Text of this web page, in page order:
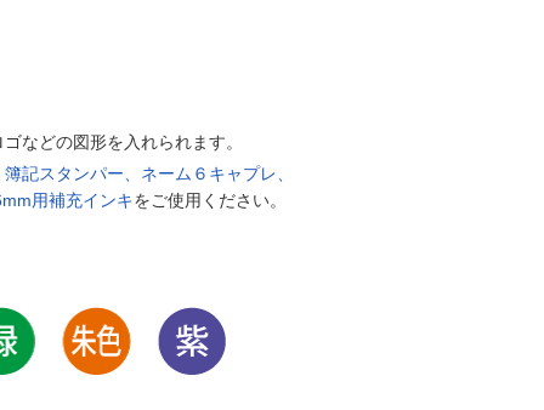
などの図形を入れられます。
記スタンパー、ネーム６キャプレ、
用補充インキをご使用ください。